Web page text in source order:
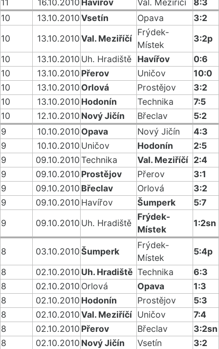
11
16.10.2010 Havířov Val. Meziříčí
8:3
10
13.10.2010Vsetín Opava
3:2
10
13.10.2010Val. Meziříčí
Frýdek-
Místek
3:2p
10
13.10.2010 Uh. Hradiště Havířov
0:6
10
13.10.2010 Přerov Uničov
10:0
10
13.10.2010 Orlová Prostějov
3:2
10
13.10.2010 Hodonín Technika
7:5
10
12.10.2010 Nový Jičín Břeclav
5:2
9
10.10.2010 Opava Nový Jičín
4:3
9
10.10.2010 Uničov Hodonín
2:5
9
09.10.2010Technika Val. Meziříčí 2:4
9
09.10.2010 Prostějov Přerov
3:1
9
09.10.2010 Břeclav Orlová
3:2
9
09.10.2010 Havířov Šumperk
5:7
9
09.10.2010 Uh. Hradiště
Frýdek-
Místek
1:2sn
8 03.10.2010Šumperk
Frýdek-
Místek
5:4p
8
02.10.2010 Uh. Hradiště Technika
6:3
8
02.10.2010 Orlová Opava
1:3
8
02.10.2010 Hodonín Prostějov
5:3
8
02.10.2010Val. Meziříčí Uničov
7:4
8
02.10.2010 Přerov Břeclav
3:2sn
8
02.10.2010 Nový Jičín Vsetín
3:2